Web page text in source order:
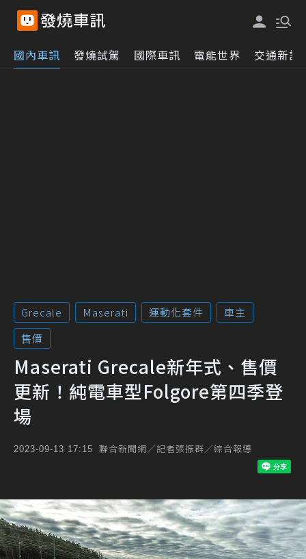
國內車訊 發燒試駕 國際車訊 電能世界 交通新訊
Grecale Maserati 運動化套件
車主
售價
Maserati Grecale新年式、售價
更新！純電車型Folgore第四季登
場
2023-09-13 17:15 聯合新聞網／記者張振群／綜合報導